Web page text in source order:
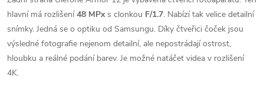
hlavní má rozlišení48 MPxs clonkou F/1.7. Nabízí tak velice detailní
snímky. Jedná se o optiku od Samsungu. Díky čtveřici čoček jsou
výsledné fotografie nejenom detailní, ale nepostrádají ostrost,
hloubku a reálné podání barev. Je možné natáčet videa v rozlišení
4K.